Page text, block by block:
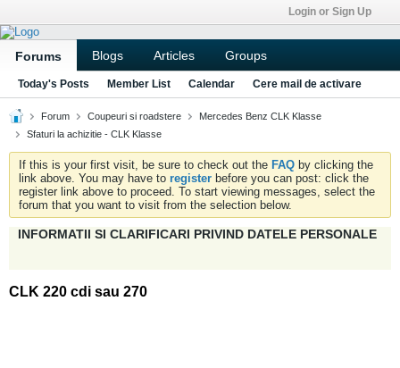
Login or Sign Up
Forums Blogs Articles Groups
Today's Posts Member List Calendar Cere mail de activare
Forum Coupeuri si roadstere
Mercedes Benz CLK Klasse
Sfaturi la achizitie - CLK Klasse
If this is your first visit, be sure to check out the FAQ by clicking the
link above. You may have to register before you can post: click the
register link above to proceed. To start viewing messages, select the
forum that you want to visit from the selection below.
INFORMATII SI CLARIFICARI PRIVIND DATELE PERSONALE
CLK 220 cdi sau 270